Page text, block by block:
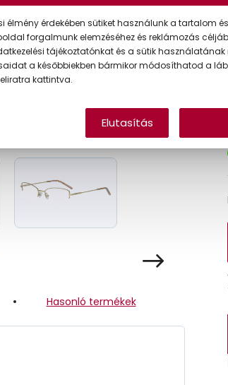
Hasonló termékek
élmény érdekében sütiket használunk a tartalom
forgalmunk elemzéséhez és reklámozás
tájékoztatónkat és a sütik használatának
a későbbiekben bármikor módosíthatod a
kattintva.
Elutasítás